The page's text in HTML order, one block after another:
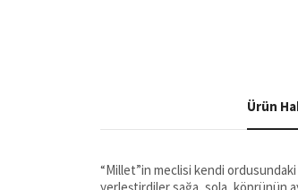
Ürün
“Millet”in meclisi kendi